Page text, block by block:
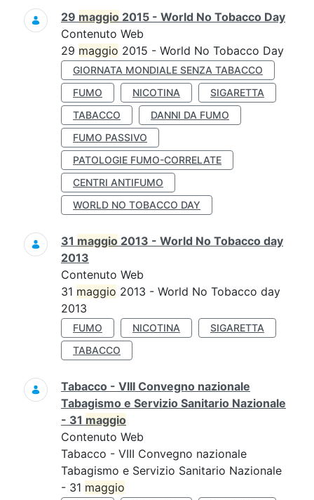
Ricerca
29 maggio 2015 - World No Tobacco Day
Contenuto Web
29 maggio 2015 - World No Tobacco Day
GIORNATA MONDIALE SENZA TABACCO
FUMO
NICOTINA
SIGARETTA
TABACCO
DANNI DA FUMO
FUMO PASSIVO
PATOLOGIE FUMO-CORRELATE
CENTRI ANTIFUMO
WORLD NO TOBACCO DAY
31 maggio 2013 - World No Tobacco day
2013
Contenuto Web
31 maggio 2013 - World No Tobacco day
2013
FUMO NICOTINA
SIGARETTA
TABACCO
Tabacco - VIII Convegno nazionale
Tabagismo e Servizio Sanitario Nazionale
- 31 maggio
Contenuto Web
Tabacco - VIII Convegno nazionale
Tabagismo e Servizio Sanitario Nazionale
- 31 maggio